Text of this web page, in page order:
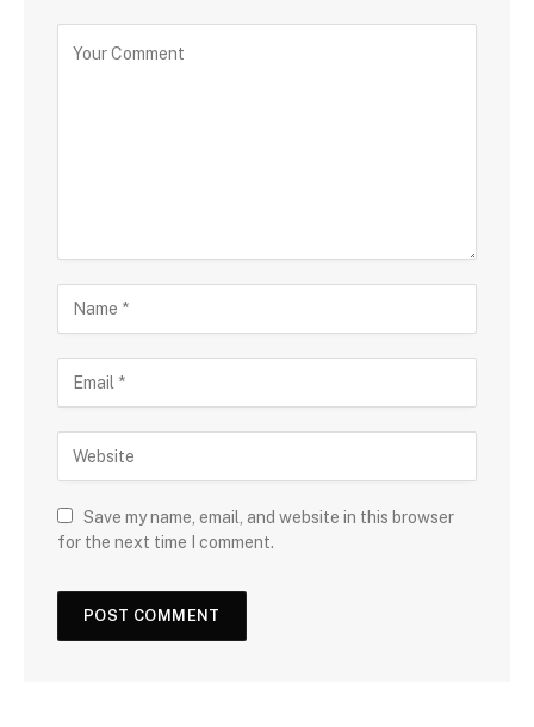
Save my name, email, and website in this browser
for the next time I comment.